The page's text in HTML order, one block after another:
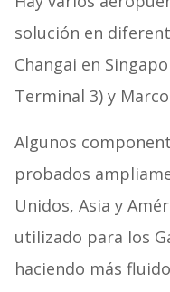
solución en
Changai en
Terminal 3) y
Algunos
probados
Unidos, Asia y
utilizado para los
haciendo más